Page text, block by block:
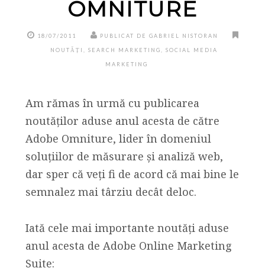
OMNITURE
18/07/2011 PUBLICAT DE GABRIEL NISTORAN
NOUTĂȚI SEARCH MARKETING SOCIAL MEDIA
MARKETING
Am rămas în urmă cu publicarea
noutăților aduse anul acesta de către
Adobe Omniture, lider în domeniul
soluțiilor de măsurare și analiză web,
dar sper că veți fi de acord că mai bine le
semnalez mai târziu decât deloc.
Iată cele mai importante noutăți aduse
anul acesta de Adobe Online Marketing
Suite: